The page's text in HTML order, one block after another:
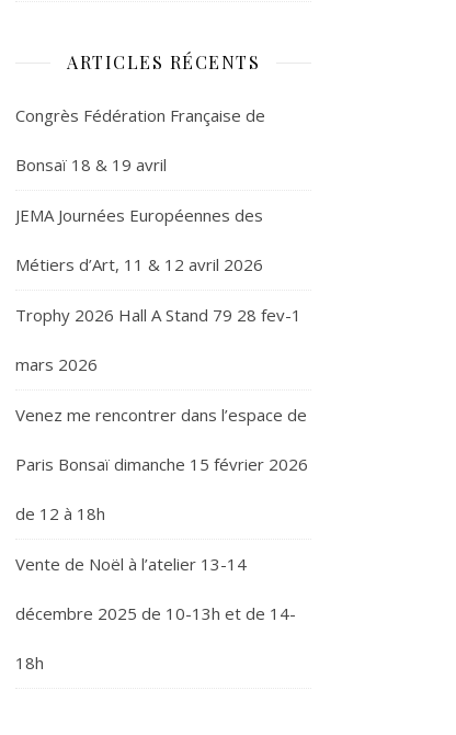
ARTICLES RÉCENTS
Congrès Fédération Française de
Bonsaï 18 & 19 avril
JEMA Journées Européennes des
Métiers d’Art, 11 & 12 avril 2026
Trophy 2026 Hall A Stand 79 28 fev-1
mars 2026
Venez me rencontrer dans l’espace de
Paris Bonsaï dimanche 15 février 2026
de 12 à 18h
Vente de Noël à l’atelier 13-14
décembre 2025 de 10-13h et de 14-
18h